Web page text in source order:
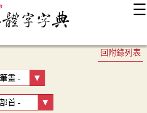
☰
EN
回附錄列表